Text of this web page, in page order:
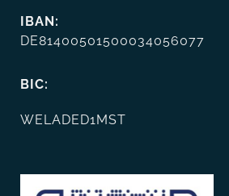
IBAN:
DE81400501500034056077
BIC:
WELADED1MST